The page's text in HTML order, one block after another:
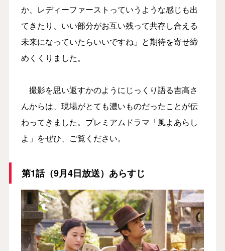
か、レディーファーストっていうような感じも出
てきたり、いい部分がお互い残って共存し合える
未来になっていたらいいですね」と期待を寄せ締
めくくりました。
撮影を思い返すかのようにじっくり語る吉高さ
んからは、現場がとても濃いものだったことが伝
わってきました。プレミアムドラマ「風よあらし
よ」をぜひ、ご覧ください。
第1話（9月4日放送）あらすじ